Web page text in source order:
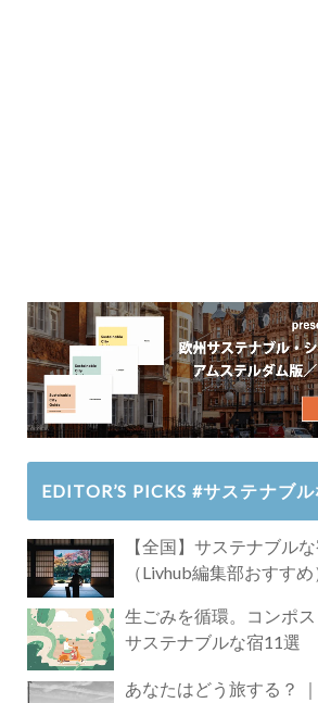
EDITOR’S PICKS #サステナブ
【全国】サステナブル
（Livhub編集部おすすめ
生ごみを循環。コンポ
サステナブルな宿11選
あなたはどう旅する？ ｜ 英国サステナブ